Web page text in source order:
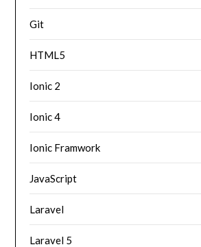
Git
HTML5
Ionic 2
Ionic 4
Ionic Framwork
JavaScript
Laravel
Laravel 5